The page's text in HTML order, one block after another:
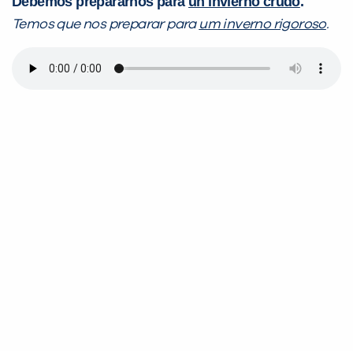
Temos que nos preparar para um inverno rigoroso.